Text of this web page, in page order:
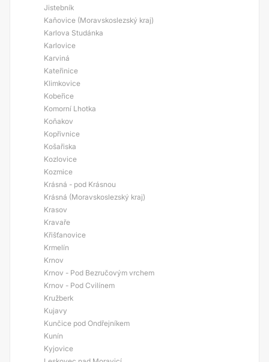
Jistebník
Kaňovice (Moravskoslezský kraj)
Karlova Studánka
Karlovice
Karviná
Kateřinice
Klimkovice
Kobeřice
Komorní Lhotka
Koňakov
Kopřivnice
Košařiska
Kozlovice
Kozmice
Krásná - pod Krásnou
Krásná (Moravskoslezský kraj)
Krasov
Kravaře
Křišťanovice
Krmelín
Krnov
Krnov - Pod Bezručovým vrchem
Krnov - Pod Cvilínem
Kružberk
Kujavy
Kunčice pod Ondřejníkem
Kunín
Kyjovice